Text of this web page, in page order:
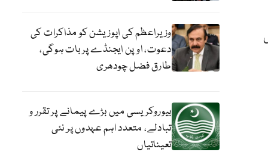
2019ء کی
وزیراعظم کی اپوزیشن کو مذاکرات کی
دعوت، اوپن ایجنڈے پر بات ہوگی،
طارق فضل چودھری
بیوروکریسی میں بڑے پیمانے پر تقرر و
تبادلے، متعدد اہم عہدوں پر نئی
تعیناتیاں